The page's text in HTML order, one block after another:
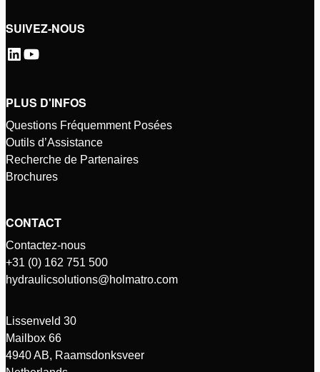
SUIVEZ-NOUS
PLUS D'INFOS
Questions Fréquemment Posées
Outils d’Assistance
Recherche de Partenaires
Brochures
CONTACT
Contactez-nous
+31 (0) 162 751 500
hydraulicsolutions@holmatro.com
Lissenveld 30
Mailbox 66
4940 AB, Raamsdonksveer